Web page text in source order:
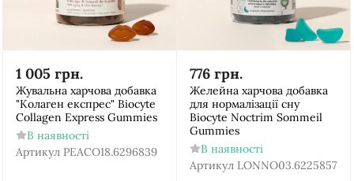
1 005 грн.
Жувальна харчова добавка
"Колаген експрес" Biocyte
Collagen Express Gummies
В наявності
Артикул PEACO18.6296839
776 грн.
Желейна харчова добавка
для нормалізації сну
Biocyte Noctrim Sommeil
Gummies
В наявності
Артикул LONNO03.6225857